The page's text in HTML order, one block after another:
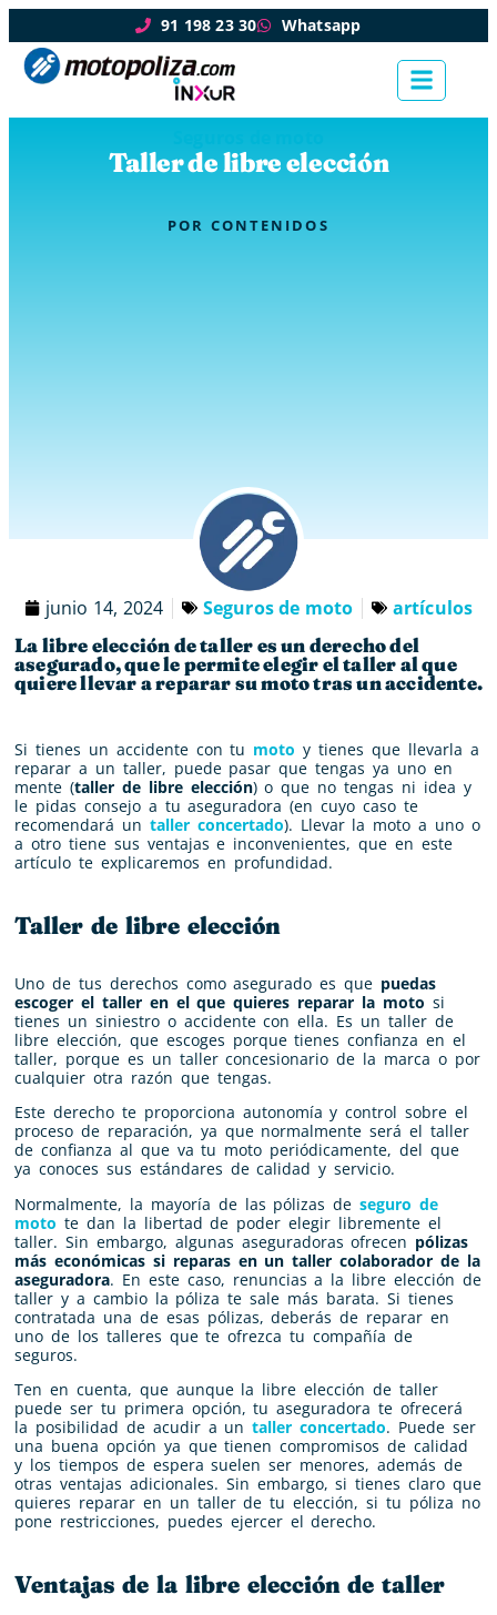
91 198 23 30 Whatsapp
Taller de libre elección
POR CONTENIDOS
junio 14, 2024 Seguros de moto artículos
La libre elección de taller es un derecho del
asegurado, que le permite elegir el taller al que
quiere llevar a reparar su moto tras un accidente.
Si tienes un accidente con tu moto y tienes que llevarla a
reparar a un taller, puede pasar que tengas ya uno en
mente (taller de libre elección) o que no tengas ni idea y
le pidas consejo a tu aseguradora (en cuyo caso te
recomendará un taller concertado). Llevar la moto a uno o
a otro tiene sus ventajas e inconvenientes, que en este
artículo te explicaremos en profundidad.
Taller de libre elección
Uno de tus derechos como asegurado es que puedas
escoger el taller en el que quieres reparar la moto si
tienes un siniestro o accidente con ella. Es un taller de
libre elección, que escoges porque tienes confianza en el
taller, porque es un taller concesionario de la marca o por
cualquier otra razón que tengas.
Este derecho te proporciona autonomía y control sobre el
proceso de reparación, ya que normalmente será el taller
de confianza al que va tu moto periódicamente, del que
ya conoces sus estándares de calidad y servicio.
Normalmente, la mayoría de las pólizas deseguro de
moto te dan la libertad de poder elegir libremente el
taller. Sin embargo, algunas aseguradoras ofrecen pólizas
más económicas si reparas en un taller colaborador de la
aseguradora. En este caso, renuncias a la libre elección de
taller y a cambio la póliza te sale más barata. Si tienes
contratada una de esas pólizas, deberás de reparar en
uno de los talleres que te ofrezca tu compañía de
seguros.
Ten en cuenta, que aunque la libre elección de taller
puede ser tu primera opción, tu aseguradora te ofrecerá
la posibilidad de acudir a untaller concertado. Puede ser
una buena opción ya que tienen compromisos de calidad
y los tiempos de espera suelen ser menores, además de
otras ventajas adicionales. Sin embargo, si tienes claro que
quieres reparar en un taller de tu elección, si tu póliza no
pone restricciones, puedes ejercer el derecho.
Ventajas de la libre elección de taller